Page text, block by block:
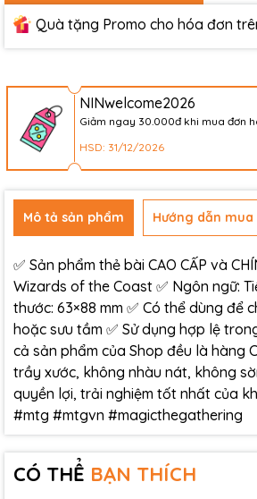
Quà tặng Promo cho hóa đơn
NINwelcome2026
Giảm ngay 30.000đ khi mua đơn
HSD: 31/12/2026
Mô tả sản phẩm Hướng dẫn
✅ Sản phẩm thẻ bài CAO CẤP và
Wizards of the Coast ✅ Ngôn ngữ:
thước: 63×88 mm ✅ Có thể dùng để
hoặc sưu tầm ✅ Sử dụng hợp lệ
cả sản phẩm của Shop đều là hàng
trầy xước, không nhàu nát, không
quyền lợi, trải nghiệm tốt nhất của
#mtg #mtgvn #magicthegathering
CÓ THỂ BẠN THÍCH